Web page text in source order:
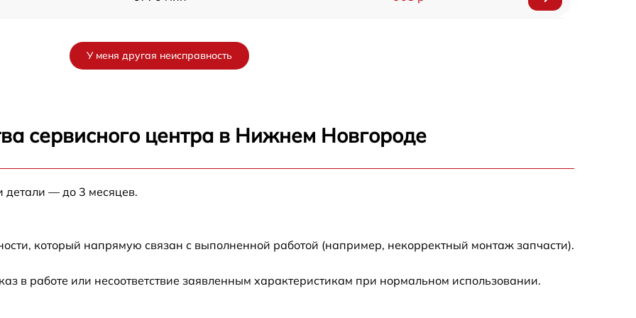
от 40 мин
от 60 мин 448 р
У меня другая неисправность
сервисного центра в Нижнем Новгороде
детали — до 3 месяцев.
который напрямую связан с выполненной работой (например, некорректный монтаж запчасти).
в работе или несоответствие заявленным характеристикам при нормальном использовании.